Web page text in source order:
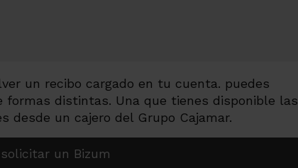
un recibo cargado en tu cuenta. puedes
formas distintas. Una que tienes disponible las
desde un cajero del Grupo Cajamar.
un Bizum